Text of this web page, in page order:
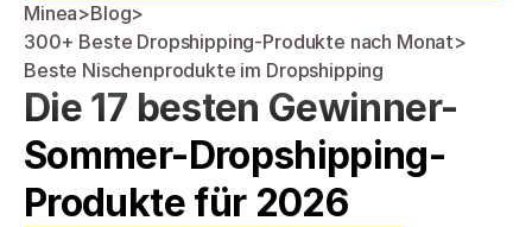
Minea>Blog>
300+ Beste Dropshipping-Produkte nach Monat>
Beste Nischenprodukte im Dropshipping
Die 17 besten Gewinner-
Sommer-Dropshipping-
Produkte für 2026